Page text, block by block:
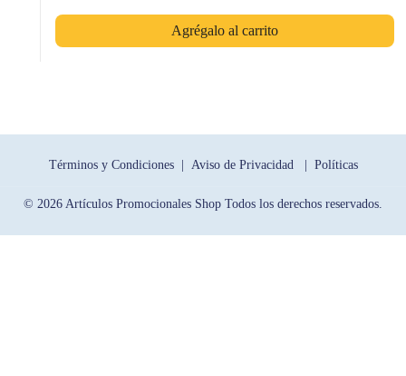
Agrégalo al carrito
Términos y Condiciones | Aviso de Privacidad | Políticas
© 2026 Artículos Promocionales Shop Todos los derechos reservados.